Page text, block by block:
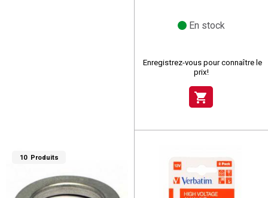
En stock
Enregistrez-vous pour connaître le
prix!
shopping_cart
10 Produits